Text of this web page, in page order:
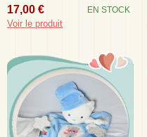
Brille Dans Le Noir
17,00 € EN STOCK
Voir le produit